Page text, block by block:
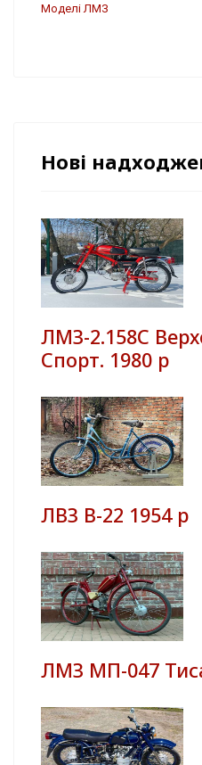
Моделі ЛМЗ
Нові
ЛМЗ-2.158С
Спорт. 1980 р
ЛВЗ В-22 1954 р
ЛМЗ МП-047